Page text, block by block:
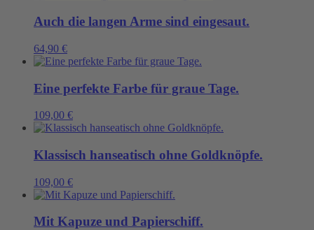
Auch die langen Arme sind eingesaut.
64,90 €
Eine perfekte Farbe für graue Tage.
109,00 €
Klassisch hanseatisch ohne Goldknöpfe.
109,00 €
Mit Kapuze und Papierschiff.